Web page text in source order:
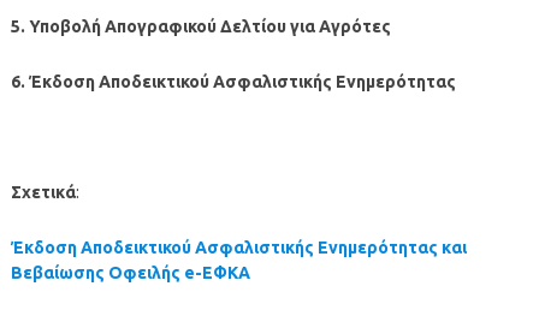
5. Υποβολή Απογραφικού Δελτίου για Αγρότες
6. Έκδοση Αποδεικτικού Ασφαλιστικής Ενημερότητας
Σχετικά:
Έκδοση Αποδεικτικού Ασφαλιστικής Ενημερότητας και
Βεβαίωσης Οφειλής e-ΕΦΚΑ